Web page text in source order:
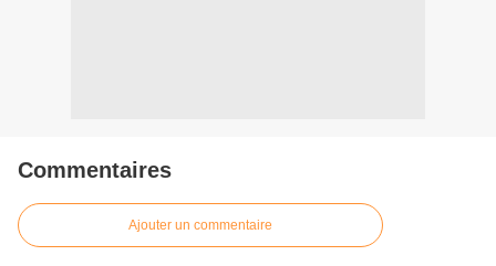
Commentaires
Ajouter un commentaire